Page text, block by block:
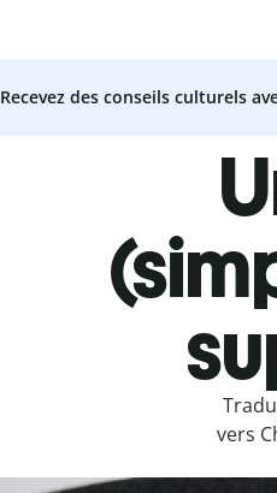
Recevez des conseils culturels
vers